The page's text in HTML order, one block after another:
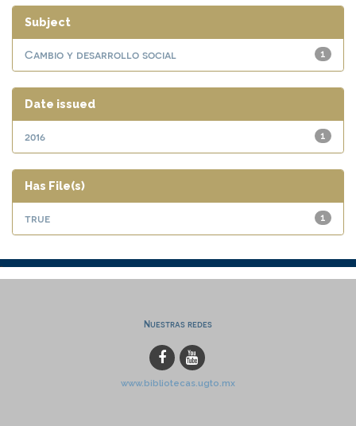
Subject
1
Cambio y desarrollo social
Date issued
1
2016
Has File(s)
1
true
Nuestras redes
www.bibliotecas.ugto.mx